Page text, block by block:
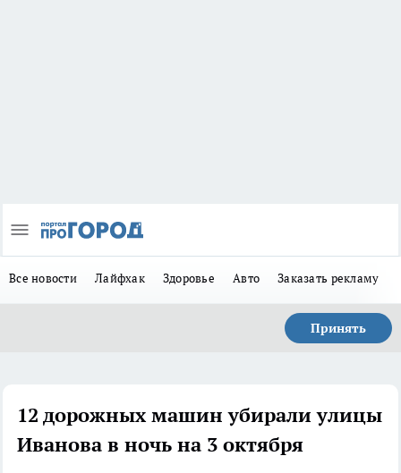
Все новости Лайфхак Здоровье Авто Заказать рекламу
Принять
12 дорожных машин убирали улицы
Иванова в ночь на 3 октября